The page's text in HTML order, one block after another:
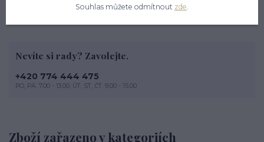
Zboží zařazeno v kategoriích
Nevíte si rady? Zavolejte.
+420 774 444 475
PO, PÁ: 7.00 - 13.00, ÚT, ST, ČT: 9.00 - 15.00
Souhlas můžete odmítnout zde.